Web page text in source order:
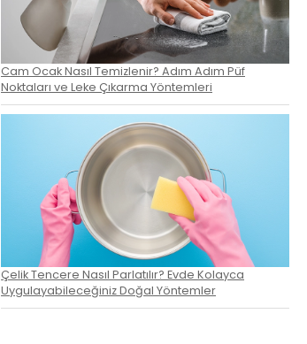
Cam Ocak Nasıl Temizlenir? Adım Adım Püf
Noktaları ve Leke Çıkarma Yöntemleri
Çelik Tencere Nasıl Parlatılır? Evde Kolayca
Uygulayabileceğiniz Doğal Yöntemler